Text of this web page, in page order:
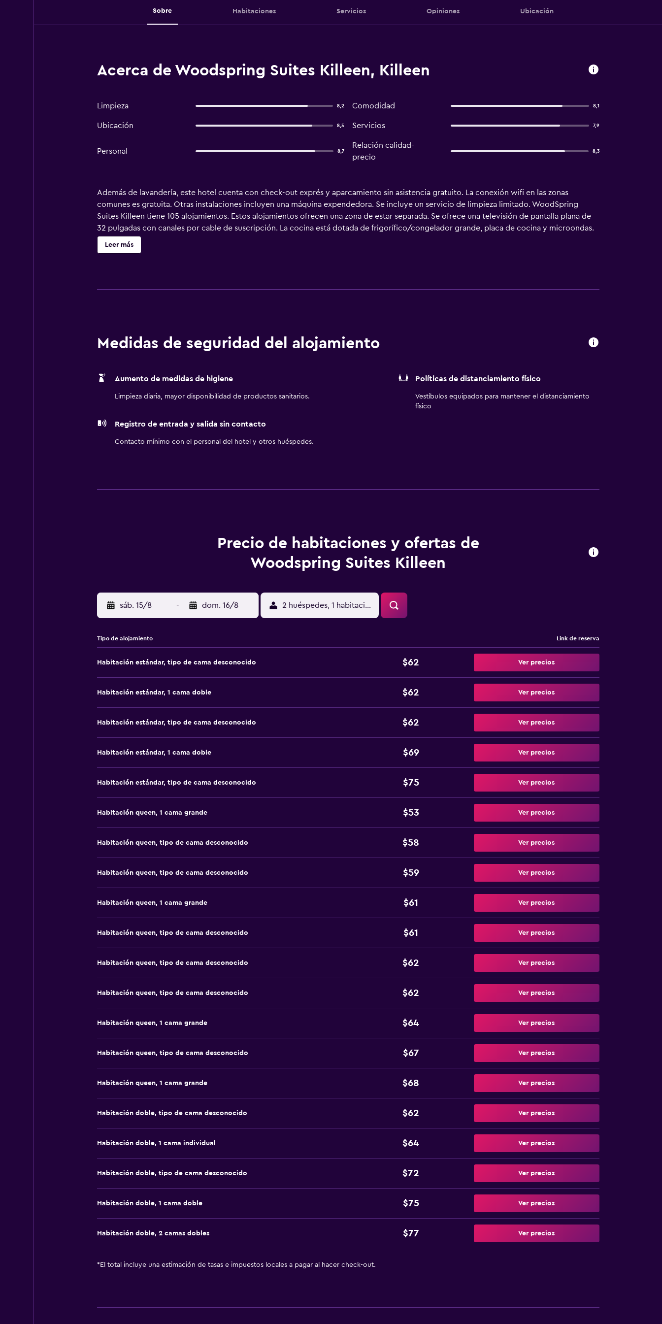
Sobre Habitaciones Servicios Opiniones Ubicación
Acerca de Woodspring Suites Killeen, Killeen
Limpieza 8,2 Comodidad 8,1
Ubicación 8,5 Servicios 7,9
Personal 8,7
Relación calidad-
precio
8,3
Además de lavandería, este hotel cuenta con check-out exprés y aparcamiento sin asistencia gratuito. La conexión wifi en las zonas
comunes es gratuita. Otras instalaciones incluyen una máquina expendedora. Se incluye un servicio de limpieza limitado. WoodSpring
Suites Killeen tiene 105 alojamientos. Estos alojamientos ofrecen una zona de estar separada. Se ofrece una televisión de pantalla plana de
32 pulgadas con canales por cable de suscripción. La cocina está dotada de frigorífico/congelador grande, placa de cocina y microondas.
Los baños están equipados con ducha y bañera combinadas. Este hotel en Killeen ofrece acceso a Internet wifi gratis. Los servicios para las
personas de negocios incluyen escritorio y sillas de oficina, además de teléfono; se ofrecen llamadas locales gratuitas (pueden existir
Leer más
Medidas de seguridad del alojamiento
Aumento de medidas de higiene
Limpieza diaria, mayor disponibilidad de productos sanitarios.
Políticas de distanciamiento físico
Vestíbulos equipados para mantener el distanciamiento
físico
Registro de entrada y salida sin contacto
Contacto mínimo con el personal del hotel y otros huéspedes.
Precio de habitaciones y ofertas de
Woodspring Suites Killeen
sáb. 15/8 - dom. 16/8 2 huéspedes, 1 habitación
Tipo de alojamiento Link de reserva
Habitación estándar, tipo de cama desconocido $62 Ver precios
Habitación estándar, 1 cama doble $62 Ver precios
Habitación estándar, tipo de cama desconocido $62 Ver precios
Habitación estándar, 1 cama doble $69 Ver precios
Habitación estándar, tipo de cama desconocido $75 Ver precios
Habitación queen, 1 cama grande $53 Ver precios
Habitación queen, tipo de cama desconocido $58 Ver precios
Habitación queen, tipo de cama desconocido $59 Ver precios
Habitación queen, 1 cama grande $61 Ver precios
Habitación queen, tipo de cama desconocido $61 Ver precios
Habitación queen, tipo de cama desconocido $62 Ver precios
Habitación queen, tipo de cama desconocido $62 Ver precios
Habitación queen, 1 cama grande $64 Ver precios
Habitación queen, tipo de cama desconocido $67 Ver precios
Habitación queen, 1 cama grande $68 Ver precios
Habitación doble, tipo de cama desconocido $62 Ver precios
Habitación doble, 1 cama individual $64 Ver precios
Habitación doble, tipo de cama desconocido $72 Ver precios
Habitación doble, 1 cama doble $75 Ver precios
Habitación doble, 2 camas dobles $77 Ver precios
* El total incluye una estimación de tasas e impuestos locales a pagar al hacer check-out.